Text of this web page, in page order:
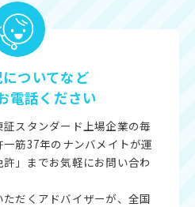
ついてなど
電話ください
スタンダード上場企業の毎
筋37年のナンバメイトが運
」までお気軽にお問い合わ
だくアドバイザーが、全国